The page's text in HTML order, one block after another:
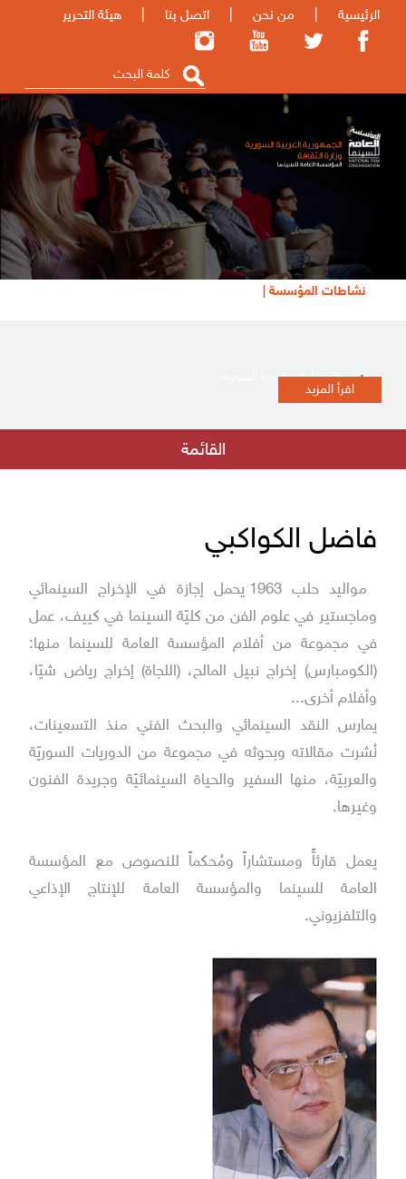
الرئيسية | من نحن | اتصل بنا | هيئة التحرير
نشاطات المؤسسة |
بيان من جهاد عبده - مدير المؤسسة العامة للسينما
فريق رؤية في دار الفنون بالتعاون مع المؤسسة العامة للسينما
فيلم أيام الرصاص في عرض خاص في دمشق
بقلب البلد جديد مؤسسة السينما
إطلاق مسابقة الفيلم الروائي الطويل الأول لمخرجه
الأولى
اقرأ المزيد
القائمة
فاضل الكواكبي
مواليد حلب 1963 يحمل إجازة في الإخراج السينمائي
وماجستير في علوم الفن من كليّة السينما في كييف، عمل
في مجموعة من أفلام المؤسسة العامة للسينما منها:
(الكومبارس) إخراج نبيل المالح، (اللجاة) إخراج رياض شيّا،
وأفلام أخرى...
يمارس النقد السينمائي والبحث الفني منذ التسعينات،
نُشرت مقالاته وبحوثه في مجموعة من الدوريات السوريّة
والعربيّة، منها السفير والحياة السينمائيّة وجريدة الفنون
وغيرها.
يعمل قارئاًّ ومستشاراً ومُحكماً للنصوص مع المؤسسة
العامة للسينما والمؤسسة العامة للإنتاج الإذاعي
والتلفزيوني.